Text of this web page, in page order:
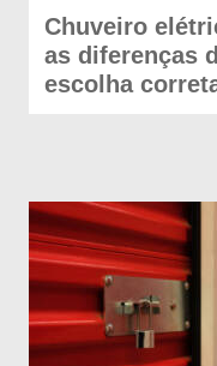
Chuveiro
as diferenças
escolha